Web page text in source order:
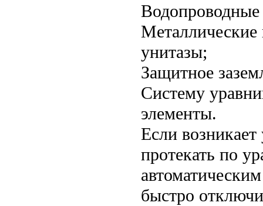
Металлические
унитазы;
Защитное
Систему
элементы.
Если возникает
протекать по
быстро